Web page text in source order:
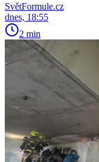
SvětFormule.cz
dnes, 18:55
2 min